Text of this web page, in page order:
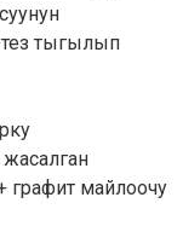
тыгылып
графит майлоочу